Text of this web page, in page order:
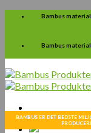
Skip
Bambus
Bambus
BAMBUS ER DET BEDSTE